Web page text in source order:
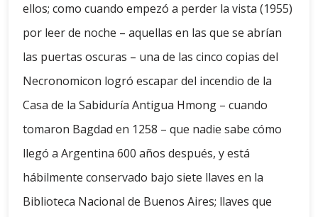
ellos; como cuando empezó a perder la vista (1955)
por leer de noche – aquellas en las que se abrían
las puertas oscuras – una de las cinco copias del
Necronomicon logró escapar del incendio de la
Casa de la Sabiduría Antigua Hmong – cuando
tomaron Bagdad en 1258 – que nadie sabe cómo
llegó a Argentina 600 años después, y está
hábilmente conservado bajo siete llaves en la
Biblioteca Nacional de Buenos Aires; llaves que